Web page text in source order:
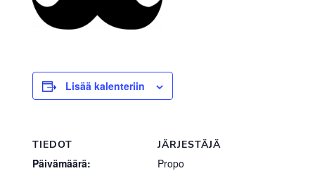
Lisää kalenteriin
TIEDOT
Päivämäärä:
JÄRJESTÄJÄ
Propo